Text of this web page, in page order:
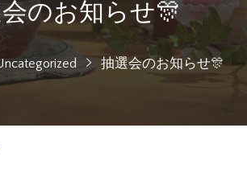
のお知らせ🎊
抽選会のお知らせ🎊